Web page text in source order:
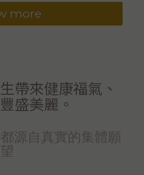
more
帶來健康福氣、
盛美麗。
源自真實的集體願
望